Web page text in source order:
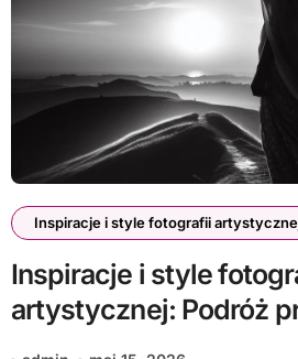
Inspiracje i style fotografii
Inspiracje i style
artystycznej: Podróż